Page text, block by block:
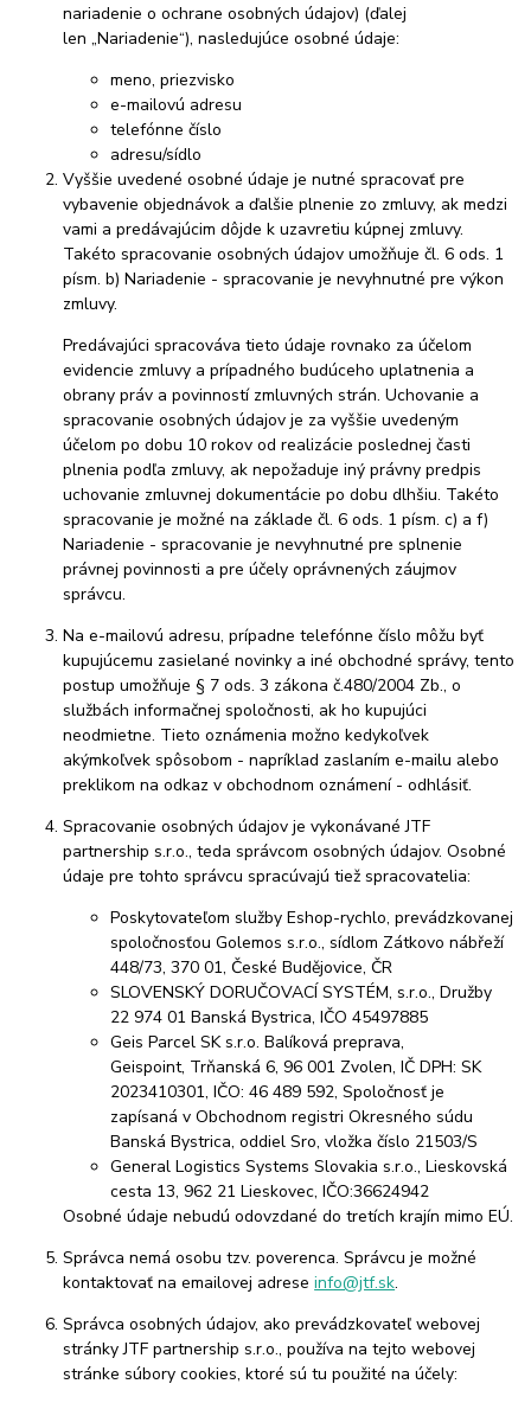
nariadenie o ochrane osobných údajov) (ďalej
len „Nariadenie“), nasledujúce osobné údaje:
meno, priezvisko
e-mailovú adresu
telefónne číslo
adresu/sídlo
Vyššie uvedené osobné údaje je nutné spracovať pre
vybavenie objednávok a ďalšie plnenie zo zmluvy, ak medzi
vami a predávajúcim dôjde k uzavretiu kúpnej zmluvy.
Takéto spracovanie osobných údajov umožňuje čl. 6 ods. 1
písm. b) Nariadenie - spracovanie je nevyhnutné pre výkon
zmluvy.
Predávajúci spracováva tieto údaje rovnako za účelom
evidencie zmluvy a prípadného budúceho uplatnenia a
obrany práv a povinností zmluvných strán. Uchovanie a
spracovanie osobných údajov je za vyššie uvedeným
účelom po dobu 10 rokov od realizácie poslednej časti
plnenia podľa zmluvy, ak nepožaduje iný právny predpis
uchovanie zmluvnej dokumentácie po dobu dlhšiu. Takéto
spracovanie je možné na základe čl. 6 ods. 1 písm. c) a f)
Nariadenie - spracovanie je nevyhnutné pre splnenie
právnej povinnosti a pre účely oprávnených záujmov
správcu.
Na e-mailovú adresu, prípadne telefónne číslo môžu byť
kupujúcemu zasielané novinky a iné obchodné správy, tento
postup umožňuje § 7 ods. 3 zákona č.480/2004 Zb., o
službách informačnej spoločnosti, ak ho kupujúci
neodmietne. Tieto oznámenia možno kedykoľvek
akýmkoľvek spôsobom - napríklad zaslaním e-mailu alebo
preklikom na odkaz v obchodnom oznámení - odhlásiť.
Spracovanie osobných údajov je vykonávané JTF
partnership s.r.o., teda správcom osobných údajov. Osobné
údaje pre tohto správcu spracúvajú tiež spracovatelia:
Poskytovateľom služby Eshop-rychlo, prevádzkovanej
spoločnosťou Golemos s.r.o., sídlom Zátkovo nábřeží
448/73, 370 01, České Budějovice, ČR
SLOVENSKÝ DORUČOVACÍ SYSTÉM, s.r.o., Družby
22 974 01 Banská Bystrica, IČO 45497885
Geis Parcel SK s.r.o. Balíková preprava,
Geispoint, Trňanská 6, 96 001 Zvolen, IČ DPH: SK
2023410301, IČO: 46 489 592, Spoločnosť je
zapísaná v Obchodnom registri Okresného súdu
Banská Bystrica, oddiel Sro, vložka číslo 21503/S
General Logistics Systems Slovakia s.r.o., Lieskovská
cesta 13, 962 21 Lieskovec, IČO:36624942
Osobné údaje nebudú odovzdané do tretích krajín mimo EÚ.
Správca nemá osobu tzv. poverenca. Správcu je možné
kontaktovať na emailovej adreseinfo@jtf.sk.
Správca osobných údajov, ako prevádzkovateľ webovej
stránky JTF partnership s.r.o., používa na tejto webovej
stránke súbory cookies, ktoré sú tu použité na účely: